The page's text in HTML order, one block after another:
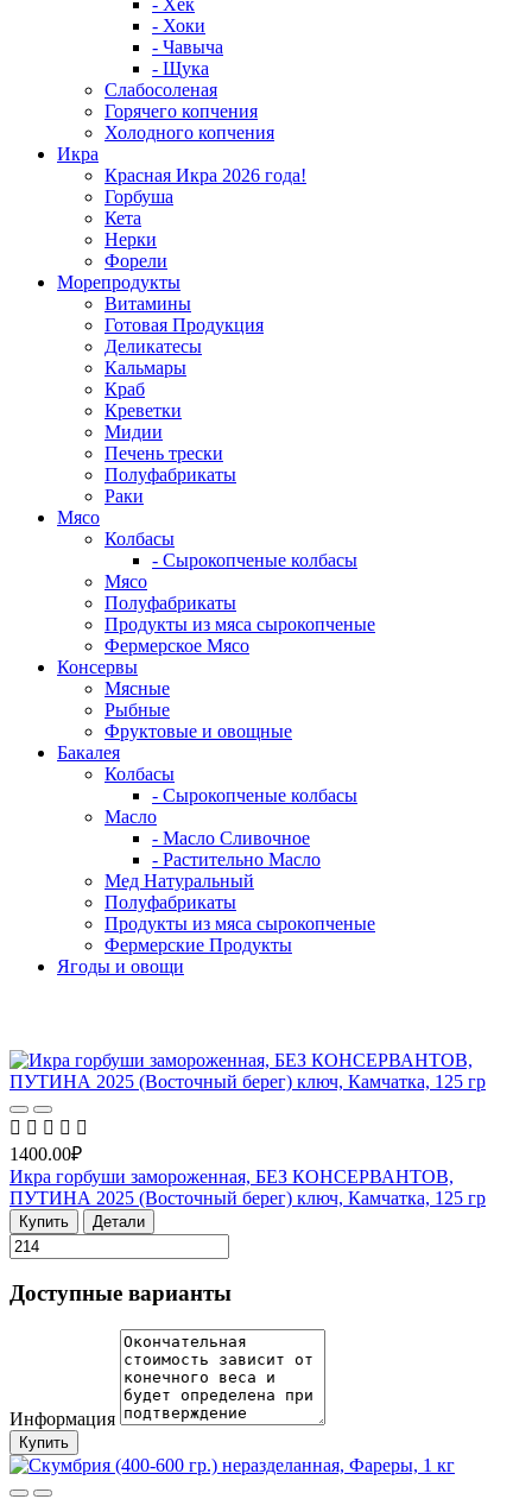
- Хек
- Хоки
- Чавыча
- Щука
Слабосоленая
Горячего копчения
Холодного копчения
Икра
Красная Икра 2026 года!
Горбуша
Кета
Нерки
Форели
Морепродукты
Витамины
Готовая Продукция
Деликатесы
Кальмары
Краб
Креветки
Мидии
Печень трески
Полуфабрикаты
Раки
Мясо
Колбасы
- Сырокопченые колбасы
Мясо
Полуфабрикаты
Продукты из мяса сырокопченые
Фермерское Мясо
Консервы
Мясные
Рыбные
Фруктовые и овощные
Бакалея
Колбасы
- Сырокопченые колбасы
Масло
- Масло Сливочное
- Растительно Масло
Мед Натуральный
Полуфабрикаты
Продукты из мяса сырокопченые
Фермерские Продукты
Ягоды и овощи
1400.00₽
Икра горбуши замороженная, БЕЗ КОНСЕРВАНТОВ,
ПУТИНА 2025 (Восточный берег) ключ, Камчатка, 125 гр
Купить Детали
Доступные варианты
Информация
Купить